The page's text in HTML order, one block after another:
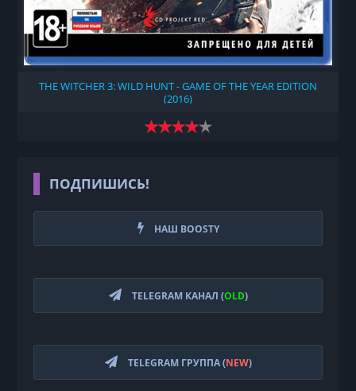
THE WITCHER 3: WILD HUNT - GAME OF THE YEAR EDITION
(2016)
ПОДПИШИСЬ!
НАШ BOOSTY
TELEGRAM КАНАЛ (OLD)
TELEGRAM ГРУППА (NEW)